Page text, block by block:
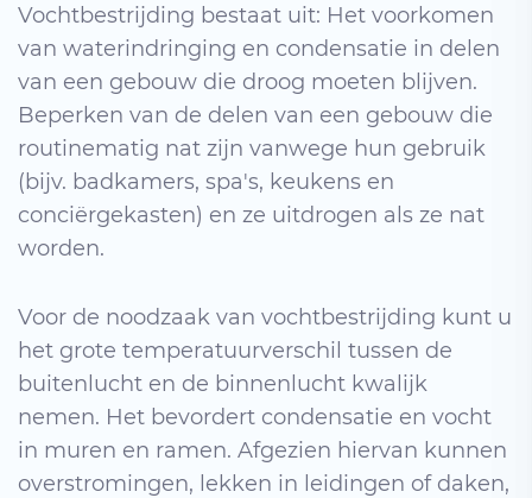
Vochtbestrijding bestaat uit: Het voorkomen
van waterindringing en condensatie in delen
van een gebouw die droog moeten blijven.
Beperken van de delen van een gebouw die
routinematig nat zijn vanwege hun gebruik
(bijv. badkamers, spa's, keukens en
conciërgekasten) en ze uitdrogen als ze nat
worden.
Voor de noodzaak van vochtbestrijding kunt u
het grote temperatuurverschil tussen de
buitenlucht en de binnenlucht kwalijk
nemen. Het bevordert condensatie en vocht
in muren en ramen. Afgezien hiervan kunnen
overstromingen, lekken in leidingen of daken,